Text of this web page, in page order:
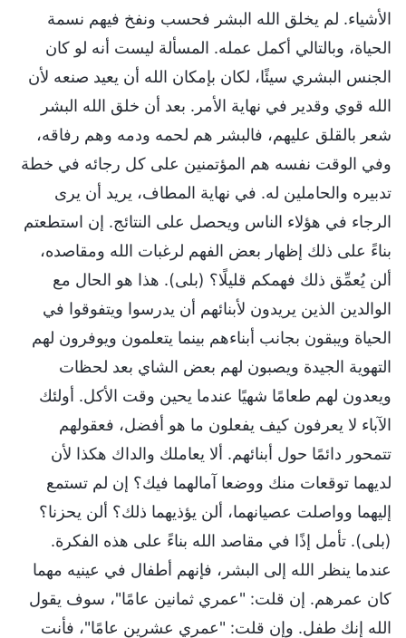
الأشياء. لم يخلق الله البشر فحسب ونفخ فيهم نسمة
الحياة، وبالتالي أكمل عمله. المسألة ليست أنه لو كان
الجنس البشري سيئًا، لكان بإمكان الله أن يعيد صنعه لأن
الله قوي وقدير في نهاية الأمر. بعد أن خلق الله البشر
شعر بالقلق عليهم، فالبشر هم لحمه ودمه وهم رفاقه،
وفي الوقت نفسه هم المؤتمنين على كل رجائه في خطة
تدبيره والحاملين له. في نهاية المطاف، يريد أن يرى
الرجاء في هؤلاء الناس ويحصل على النتائج. إن استطعتم
بناءً على ذلك إظهار بعض الفهم لرغبات الله ومقاصده،
ألن يُعمِّق ذلك فهمكم قليلًا؟ (بلى). هذا هو الحال مع
الوالدين الذين يريدون لأبنائهم أن يدرسوا ويتفوقوا في
الحياة ويبقون بجانب أبناءهم بينما يتعلمون ويوفرون لهم
التهوية الجيدة ويصبون لهم بعض الشاي بعد لحظات
ويعدون لهم طعامًا شهيًا عندما يحين وقت الأكل. أولئك
الآباء لا يعرفون كيف يفعلون ما هو أفضل، فعقولهم
تتمحور دائمًا حول أبنائهم. ألا يعاملك والداك هكذا لأن
لديهما توقعات منك ووضعا آمالهما فيك؟ إن لم تستمع
إليهما وواصلت عصيانهما، ألن يؤذيهما ذلك؟ ألن يحزنا؟
(بلى). تأمل إذًا في مقاصد الله بناءً على هذه الفكرة.
عندما ينظر الله إلى البشر، فإنهم أطفال في عينيه مهما
كان عمرهم. إن قلت: "عمري ثمانين عامًا"، سوف يقول
الله إنك طفل. وإن قلت: "عمري عشرين عامًا"، فأنت